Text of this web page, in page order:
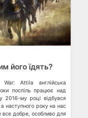
його їдять?
War: Attila англійська
поспіль працює над
2016-му році відбувся
наступного року на нас
все добре, особливо для